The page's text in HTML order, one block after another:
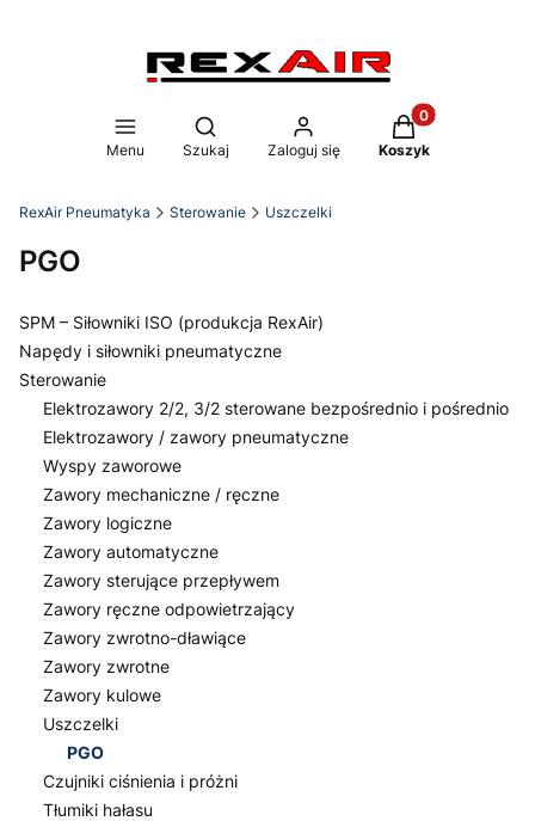
Menu
Otwórz wyszukiwarkę
Szukaj Zaloguj się
Produkty w
Koszyk
RexAir Pneumatyka Sterowanie Uszczelki
PGO
SPM – Siłowniki ISO (produkcja RexAir)
Napędy i siłowniki pneumatyczne
Sterowanie
Elektrozawory 2/2, 3/2 sterowane bezpośrednio i pośrednio
Elektrozawory / zawory pneumatyczne
Wyspy zaworowe
Zawory mechaniczne / ręczne
Zawory logiczne
Zawory automatyczne
Zawory sterujące przepływem
Zawory ręczne odpowietrzający
Zawory zwrotno-dławiące
Zawory zwrotne
Zawory kulowe
Uszczelki
PGO
Czujniki ciśnienia i próżni
Tłumiki hałasu